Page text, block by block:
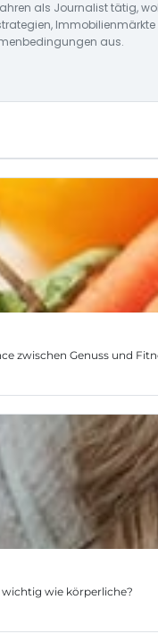
als Journalist tätig,
aus.
zwischen Genuss und
wie körperliche?